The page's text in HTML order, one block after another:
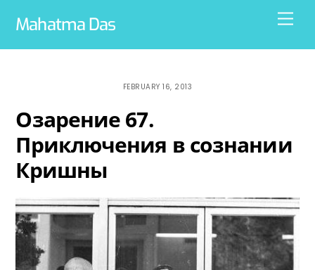
Mahatma Das
FEBRUARY 16, 2013
Озарение 67.
Приключения в сознании
Кришны